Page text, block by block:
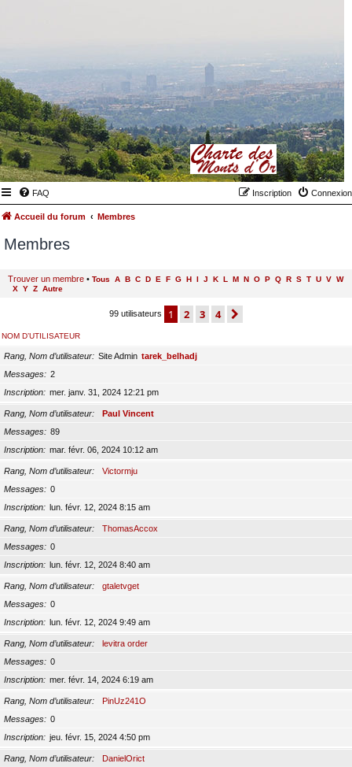
FAQ Connexion
Inscription
Accueil du forum Membres
Membres
Trouver un membre • Tous A B C D E F G H I J K L M N O P Q R S T U V W
X Y Z Autre
99 utilisateurs 1 2 3 4
NOM D’UTILISATEUR
Rang, Nom d’utilisateur Site Admin tarek_belhadj
Messages
2
Inscription
mer. janv. 31, 2024 12:21 pm
Rang, Nom d’utilisateur
Paul Vincent
Messages
89
Inscription
mar. févr. 06, 2024 10:12 am
Rang, Nom d’utilisateur
Victormju
Messages
0
Inscription
lun. févr. 12, 2024 8:15 am
Rang, Nom d’utilisateur
ThomasAccox
Messages
0
Inscription
lun. févr. 12, 2024 8:40 am
Rang, Nom d’utilisateur
gtaletvget
Messages
0
Inscription
lun. févr. 12, 2024 9:49 am
Rang, Nom d’utilisateur
levitra order
Messages
0
Inscription
mer. févr. 14, 2024 6:19 am
Rang, Nom d’utilisateur
PinUz241O
Messages
0
Inscription
jeu. févr. 15, 2024 4:50 pm
Rang, Nom d’utilisateur
DanielOrict